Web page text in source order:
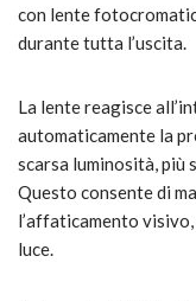
con lente
durante tutta l’uscita.
La lente reagisce
automaticamente la
scarsa luminosità, più
Questo consente di
l’affaticamento
luce.